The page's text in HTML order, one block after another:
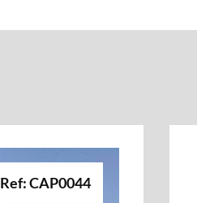
Ref: CAP0044